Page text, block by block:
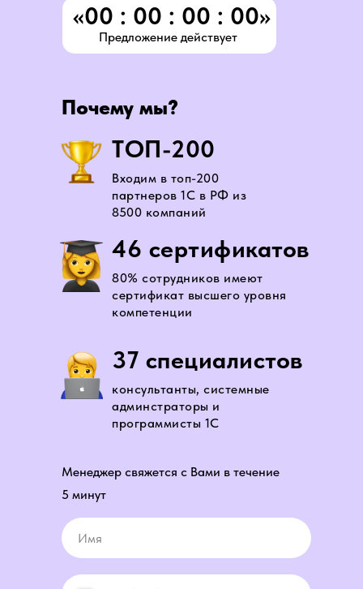
Менеджер свяжется с Вами в течение
5 минут
Входим в топ-200
партнеров 1С в РФ из
8500 компаний
46 сертификатов
80% сотрудников имеют
сертификат высшего уровня
компетенции
Почему мы?
«00 : 00 : 00 : 00»
Предложение действует
ТОП-200
консультанты, системные
админстраторы и
программисты 1С
37 специалистов